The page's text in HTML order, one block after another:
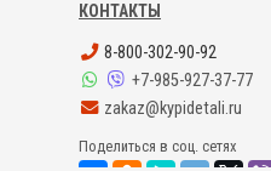
КОНТАКТЫ
8-800-302-90-92
+7-985-927-37-77
zakaz@kypidetali.ru
Поделиться в соц. сетях